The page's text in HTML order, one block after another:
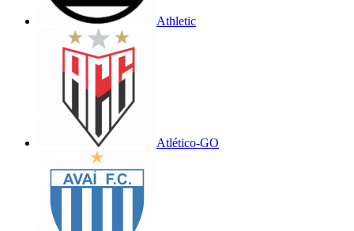
Athletic
Atlético-GO